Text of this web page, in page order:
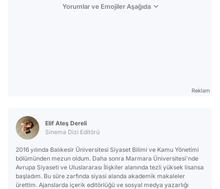
Yorumlar ve Emojiler Aşağıda
Reklam
Elif Ateş Dereli
Sinema Dizi Editörü
2016 yılında Balıkesir Üniversitesi Siyaset Bilimi ve Kamu Yönetimi
bölümünden mezun oldum. Daha sonra Marmara Üniversitesi'nde
Avrupa Siyaseti ve Uluslararası İlişkiler alanında tezli yüksek lisansa
başladım. Bu süre zarfında siyasi alanda akademik makaleler
ürettim. Ajanslarda içerik editörlüğü ve sosyal medya yazarlığı